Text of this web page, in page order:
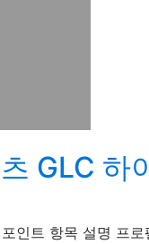
GLC 하
인트 항목 설명 프